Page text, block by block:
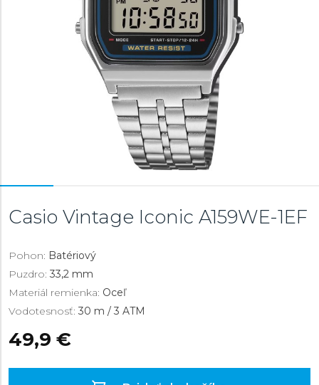
Casio Vintage Iconic A159WE-1EF
Pohon: Batériový
Puzdro: 33,2 mm
Materiál remienka: Oceľ
Vodotesnosť: 30 m / 3 ATM
49,9 €